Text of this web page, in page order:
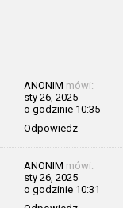
ANONIM mówi:
sty 26, 2025
o godzinie 10:35
Odpowiedz
ANONIM mówi:
sty 26, 2025
o godzinie 10:31